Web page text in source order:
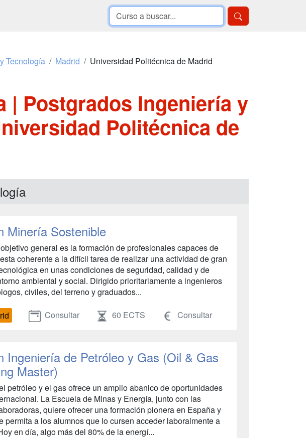
Tecnología Madrid Universidad Politécnica de Madrid
| Postgrados Ingeniería y
Politécnica de
Minería Sostenible
general es la formación de profesionales capaces de
coherente a la difícil tarea de realizar una actividad de gran
en unas condiciones de seguridad, calidad y de
ambiental y social. Dirigido prioritariamente a ingenieros
civiles, del terreno y graduados...
Consultar 60 ECTS Consultar
Ingeniería de Petróleo y Gas (Oil & Gas
Master)
petróleo y el gas ofrece un amplio abanico de oportunidades
La Escuela de Minas y Energía, junto con las
quiere ofrecer una formación pionera en España y
permita a los alumnos que lo cursen acceder laboralmente a
en día, algo más del 80% de la energí...